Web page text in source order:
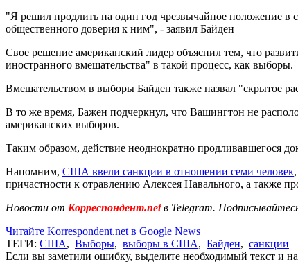
"Я решил продлить на один год чрезвычайное положение в
общественного доверия к ним", - заявил Байден
Свое решение американский лидер объяснил тем, что
иностранного вмешательства" в такой процесс, как выборы.
Вмешательством в выборы Байден также назвал "скрытое
В то же время, Бажен подчеркнул, что Вашингтон не
американских выборов.
Таким образом, действие неоднократно продливавшегося
Напомним, США ввели санкции в отношении семи человек
причастности к отравлению Алексея Навального, а также
Новости от Корреспондент.netв Telegram.
Читайте Korrespondent.net в Google News
ТЕГИ: США, Выборы, выборы в США, Байден, санкции
Если вы заметили ошибку, выделите необходимый текст и